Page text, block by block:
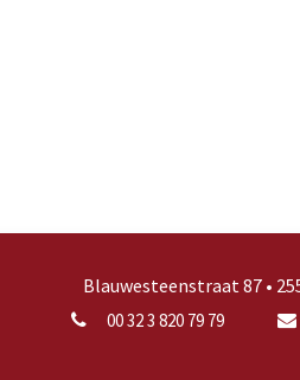
Blauwesteenstraat 87 •
00 32 3 820 79 79